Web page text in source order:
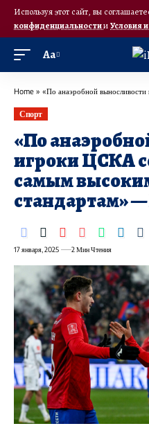
Используя этот сайт, вы
конфиденциальностииУсловия
Аа
Home » «По анаэробной выносливости игроки ЦСКА
Спорт
«По
игроки ЦСКА
самым
стандартам»
17 января, 2025 2 Мин Чтения